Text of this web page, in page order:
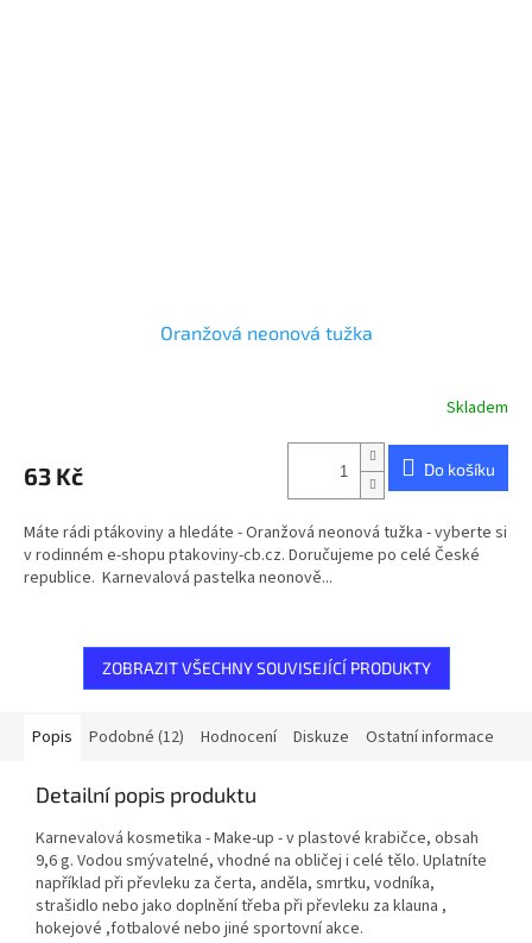
Oranžová neonová tužka
Skladem
63 Kč Do košíku
Máte rádi ptákoviny a hledáte - Oranžová neonová tužka - vyberte si
v rodinném e-shopu ptakoviny-cb.cz. Doručujeme po celé České
republice. Karnevalová pastelka neonově...
ZOBRAZIT VŠECHNY SOUVISEJÍCÍ PRODUKTY
Popis Podobné (12) Hodnocení Diskuze Ostatní informace
Detailní popis produktu
Karnevalová kosmetika - Make-up - v plastové krabičce, obsah
9,6 g. Vodou smývatelné, vhodné na obličej i celé tělo. Uplatníte
například při převleku za čerta, anděla, smrtku, vodníka,
strašidlo nebo jako doplnění třeba při převleku za klauna ,
hokejové ,fotbalové nebo jiné sportovní akce.